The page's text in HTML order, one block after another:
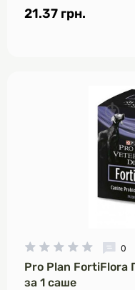
21.37 грн.
0
Pro Plan FortiFlora
за 1 саше